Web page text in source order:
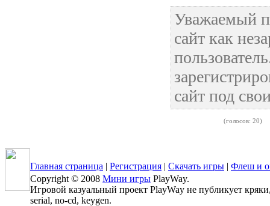
Уважаемый
сайт как
сайт под
(голосов: 20)
Главная страница | Регистрация | Скачать игры | Флеш и
Copyright © 2008 Мини игры PlayWay.
Игровой казуальный проект PlayWay не публикует
serial, no-cd, keygen.